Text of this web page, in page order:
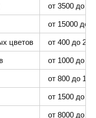
от 3500 до
от 15000 до
цветов от 400 до
от 1000 до
от 800 до
от 1500 до
от 8000 до 25